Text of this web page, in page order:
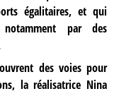
égalitaires, et qui
par des
des voies pour
la réalisatrice Nina